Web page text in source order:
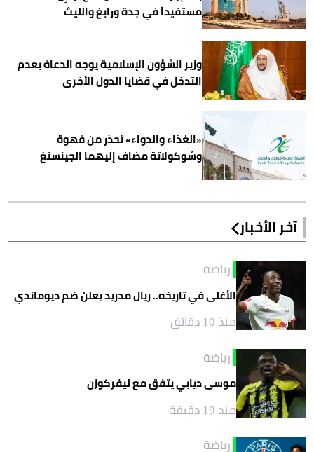
مستفيداً في جدة ورابغ والليث
وزير الشؤون الإسلامية يوجه الدعاة بعدم
التدخل في قضايا الدول الأخرى
«الغذاء والدواء» تحذر من قهوة
وشوكولاتة مضاف إليهما الجينسنغ
آخر الأخبار
رياضة
الأغلى في تاريخه.. ريال مدريد يعلن ضم ديوماندي
منذ 10 دقائق
رياضة
موسى ديابي يتفق مع ليفركوزن
منذ 19 دقيقة
رياضة